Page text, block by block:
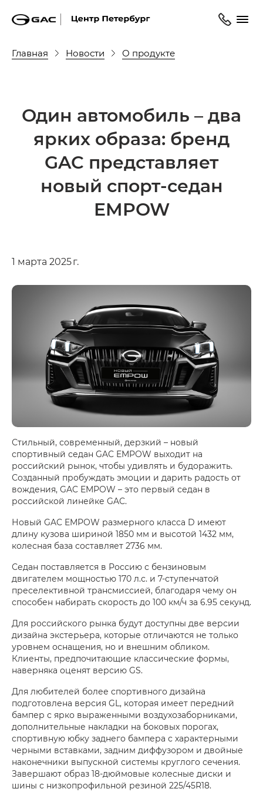
Главная Новости О продукте
Один автомобиль – два
ярких образа: бренд
GAC представляет
новый спорт-седан
EMPOW
1 марта 2025 г.
Стильный, современный, дерзкий – новый
спортивный седан GAC EMPOW выходит на
российский рынок, чтобы удивлять и будоражить.
Созданный пробуждать эмоции и дарить радость от
вождения, GAC EMPOW – это первый седан в
российской линейке GAC.
Новый GAC EMPOW размерного класса D имеют
длину кузова шириной 1850 мм и высотой 1432 мм,
колесная база составляет 2736 мм.
Седан поставляется в Россию с бензиновым
двигателем мощностью 170 л.с. и 7-ступенчатой
преселективной трансмиссией, благодаря чему он
способен набирать скорость до 100 км/ч за 6.95 секунд.
Для российского рынка будут доступны две версии
дизайна экстерьера, которые отличаются не только
уровнем оснащения, но и внешним обликом.
Клиенты, предпочитающие классические формы,
наверняка оценят версию GS.
Для любителей более спортивного дизайна
подготовлена версия GL, которая имеет передний
бампер с ярко выраженными воздухозаборниками,
дополнительные накладки на боковых порогах,
спортивную юбку заднего бампера с характерными
черными вставками, задним диффузором и двойные
наконечники выпускной системы круглого сечения.
Завершают образ 18-дюймовые колесные диски и
шины с низкопрофильной резиной 225/45R18.